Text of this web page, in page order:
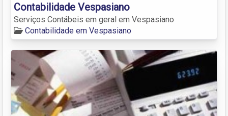
Contabilidade Vespasiano
Serviços Contábeis em geral em Vespasiano
Contabilidade em Vespasiano